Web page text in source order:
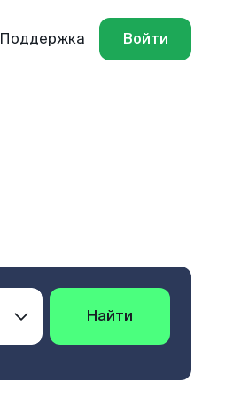
Поддержка Войти
Найти